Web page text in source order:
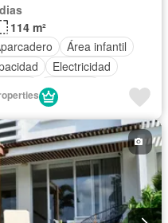
114 m²
Área infantil
Electricidad
Gimnasio
Vista panorámica
de tenis
Agua